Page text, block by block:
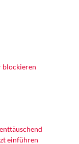
blockieren
einführen